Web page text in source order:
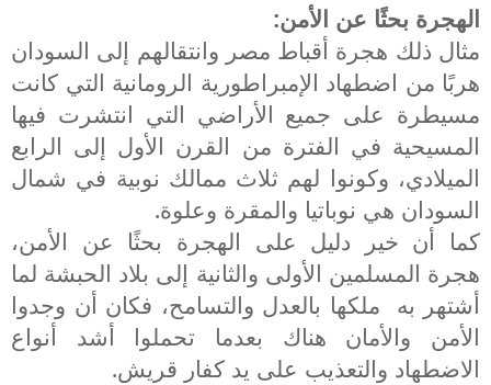
الهجرة بحثًا عن الأمن:
مثال ذلك هجرة أقباط مصر وانتقالهم إلى السودان
هربًا من اضطهاد الإمبراطورية الرومانية التي كانت
مسيطرة على جميع الأراضي التي انتشرت فيها
المسيحية في الفترة من القرن الأول إلى الرابع
الميلادي، وكونوا لهم ثلاث ممالك نوبية في شمال
السودان هي نوباتيا والمقرة وعلوة.
كما أن خير دليل على الهجرة بحثًا عن الأمن،
هجرة المسلمين الأولى والثانية إلى بلاد الحبشة لما
أشتهر به ملكها بالعدل والتسامح، فكان أن وجدوا
الأمن والأمان هناك بعدما تحملوا أشد أنواع
الاضطهاد والتعذيب على يد كفار قريش.